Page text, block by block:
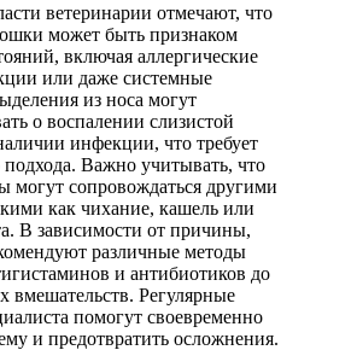
ветеринарии отмечают, что
может быть признаком
включая аллергические
или даже системные
из носа могут
о воспалении слизистой
инфекции, что требует
подхода. Важно учитывать, что
могут сопровождаться другими
как чихание, кашель или
В зависимости от причины,
различные методы
и антибиотиков до
вмешательств. Регулярные
помогут своевременно
и предотвратить осложнения.